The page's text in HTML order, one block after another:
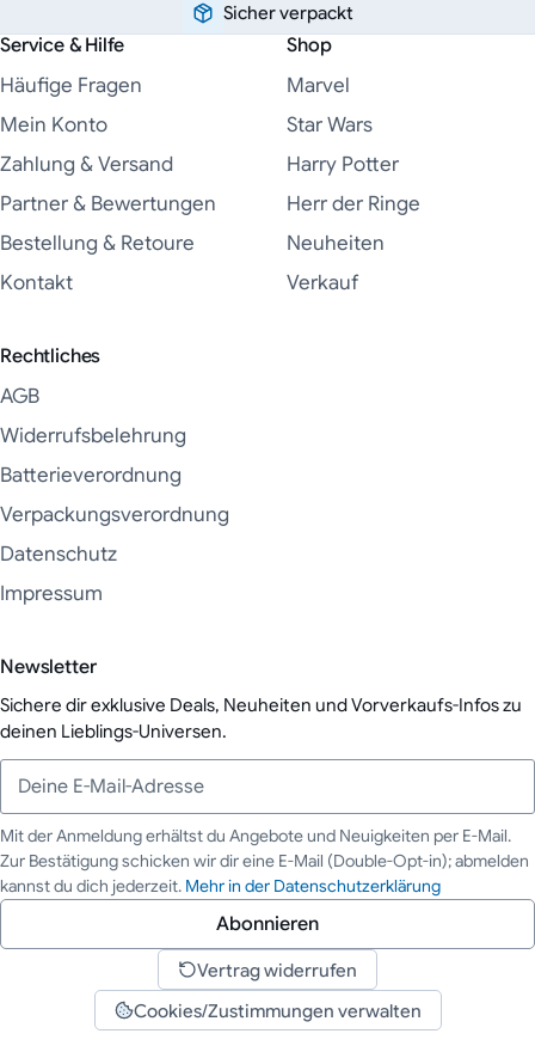
Sicher verpackt
Service & Hilfe
Häufige Fragen
Mein Konto
Zahlung & Versand
Partner & Bewertungen
Bestellung & Retoure
Kontakt
Shop
Marvel
Star Wars
Harry Potter
Herr der Ringe
Neuheiten
Verkauf
Rechtliches
AGB
Widerrufsbelehrung
Batterieverordnung
Verpackungsverordnung
Datenschutz
Impressum
Newsletter
Sichere dir exklusive Deals, Neuheiten und Vorverkaufs-Infos zu
deinen Lieblings-Universen.
Deine E-Mail-Adresse
Mit der Anmeldung erhältst du Angebote und Neuigkeiten per E-Mail.
Zur Bestätigung schicken wir dir eine E-Mail (Double-Opt-in); abmelden
kannst du dich jederzeit. Mehr in der Datenschutzerklärung
Abonnieren
Vertrag widerrufen
Cookies/Zustimmungen verwalten